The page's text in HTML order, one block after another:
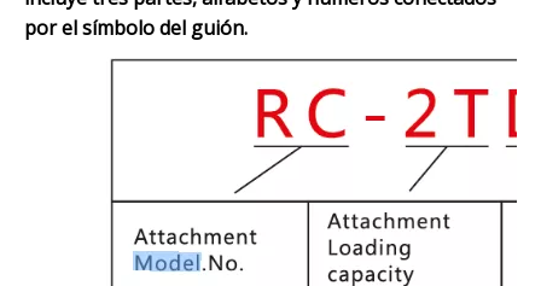
por el símbolo del guión.